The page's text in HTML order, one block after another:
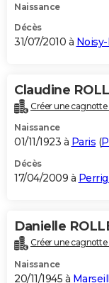
Naissance
Décès
31/07/2010 à
Claudine
Créer une cagnotte
Naissance
01/11/1923 à Paris (
Décès
17/04/2009 à
Danielle
Créer une cagnotte
Naissance
20/11/1945 à